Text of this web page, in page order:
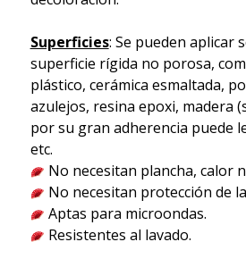
Superficies: Se pueden aplicar
superficie rígida no porosa,
plástico, cerámica esmaltada,
azulejos, resina epoxi, madera
por su gran adherencia puede
etc.
No necesitan plancha, calor
No necesitan protección de
Aptas para microondas.
Resistentes al lavado.